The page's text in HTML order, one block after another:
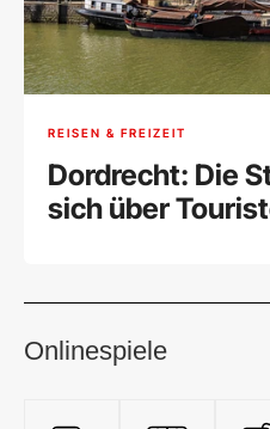
REISEN & FREIZEIT
Dordrecht: Die
sich über
Onlinespiele